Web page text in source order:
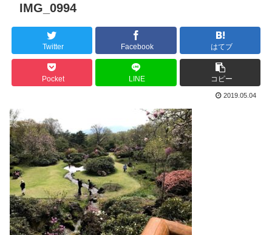
IMG_0994
Twitter Facebook はてブ
Pocket LINE コピー
2019.05.04